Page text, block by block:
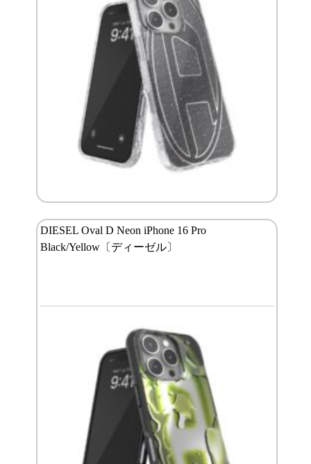
DIESEL Oval D Neon iPhone 16 Pro
Black/Yellow〔ディーゼル〕